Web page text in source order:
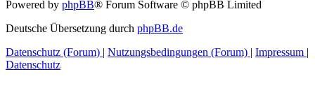
Powered by phpBB® Forum Software © phpBB Limited
Deutsche Übersetzung durch phpBB.de
Datenschutz (Forum) | Nutzungsbedingungen (Forum) | Impressum |
Datenschutz